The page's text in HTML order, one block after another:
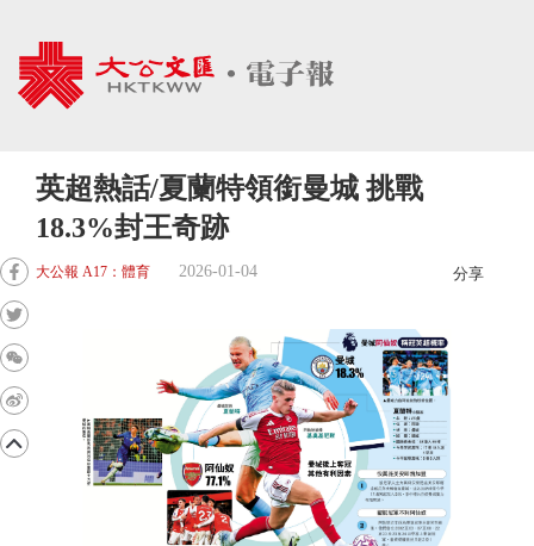
英超熱話/夏蘭特領銜曼城 挑戰
18.3%封王奇跡
大公報 A17：體育 2026-01-04 分享